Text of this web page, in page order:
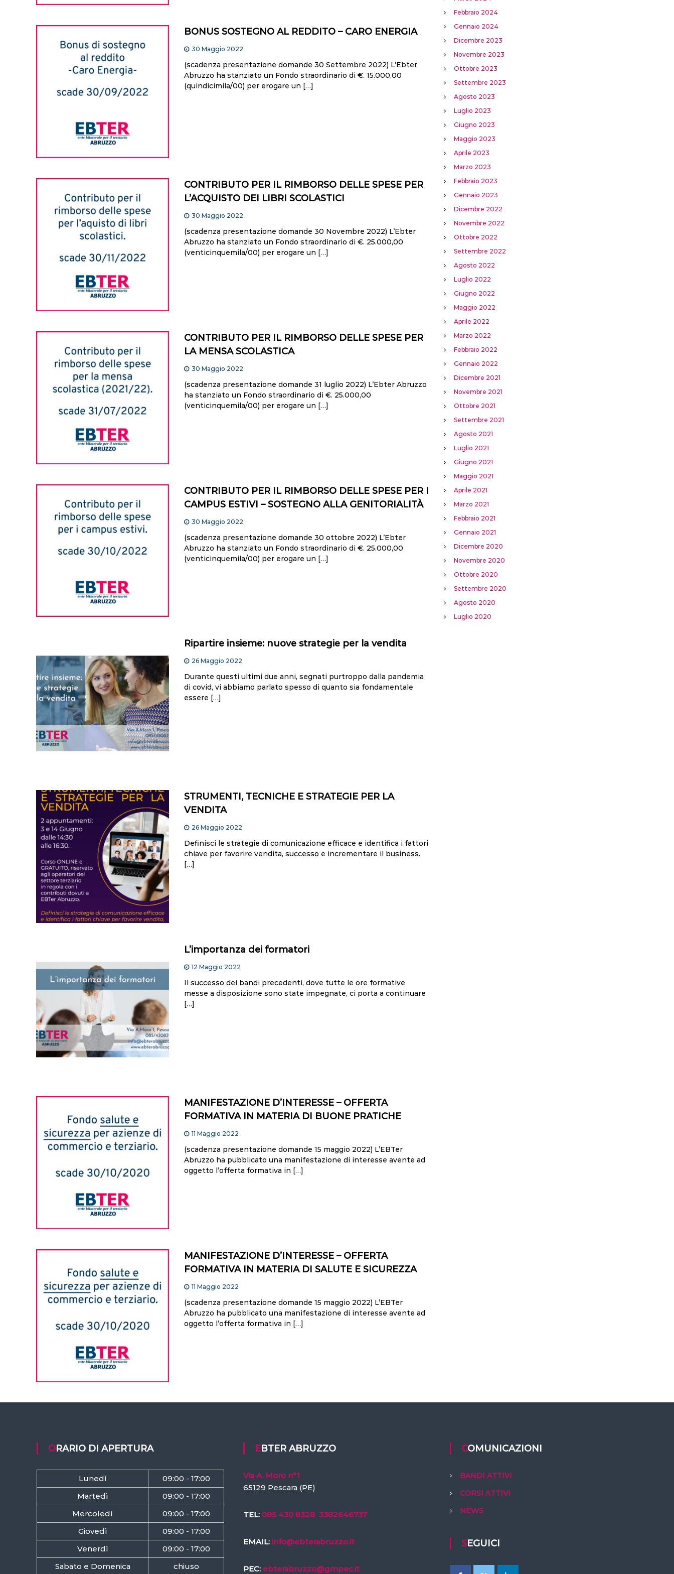
BONUS SOSTEGNO AL REDDITO – CARO ENERGIA
30 Maggio 2022
(scadenza presentazione domande 30 Settembre 2022) L’Ebter
Abruzzo ha stanziato un Fondo straordinario di €. 15.000,00
(quindicimila/00) per erogare un […]
CONTRIBUTO PER IL RIMBORSO DELLE SPESE PER
L’ACQUISTO DEI LIBRI SCOLASTICI
30 Maggio 2022
(scadenza presentazione domande 30 Novembre 2022) L’Ebter
Abruzzo ha stanziato un Fondo straordinario di €. 25.000,00
(venticinquemila/00) per erogare un […]
CONTRIBUTO PER IL RIMBORSO DELLE SPESE PER
LA MENSA SCOLASTICA
30 Maggio 2022
(scadenza presentazione domande 31 luglio 2022) L’Ebter Abruzzo
ha stanziato un Fondo straordinario di €. 25.000,00
(venticinquemila/00) per erogare un […]
CONTRIBUTO PER IL RIMBORSO DELLE SPESE PER I
CAMPUS ESTIVI – SOSTEGNO ALLA GENITORIALITÀ
30 Maggio 2022
(scadenza presentazione domande 30 ottobre 2022) L’Ebter
Abruzzo ha stanziato un Fondo straordinario di €. 25.000,00
(venticinquemila/00) per erogare un […]
Ripartire insieme: nuove strategie per la vendita
26 Maggio 2022
Durante questi ultimi due anni, segnati purtroppo dalla pandemia
di covid, vi abbiamo parlato spesso di quanto sia fondamentale
essere […]
STRUMENTI, TECNICHE E STRATEGIE PER LA
VENDITA
26 Maggio 2022
Definisci le strategie di comunicazione efficace e identifica i fattori
chiave per favorire vendita, successo e incrementare il business.
[…]
L’importanza dei formatori
12 Maggio 2022
Il successo dei bandi precedenti, dove tutte le ore formative
messe a disposizione sono state impegnate, ci porta a continuare
[…]
MANIFESTAZIONE D’INTERESSE – OFFERTA
FORMATIVA IN MATERIA DI BUONE PRATICHE
11 Maggio 2022
(scadenza presentazione domande 15 maggio 2022) L’EBTer
Abruzzo ha pubblicato una manifestazione di interesse avente ad
oggetto l’offerta formativa in […]
MANIFESTAZIONE D’INTERESSE – OFFERTA
FORMATIVA IN MATERIA DI SALUTE E SICUREZZA
11 Maggio 2022
(scadenza presentazione domande 15 maggio 2022) L’EBTer
Abruzzo ha pubblicato una manifestazione di interesse avente ad
oggetto l’offerta formativa in […]
Febbraio 2024
Gennaio 2024
Dicembre 2023
Novembre 2023
Ottobre 2023
Settembre 2023
Agosto 2023
Luglio 2023
Giugno 2023
Maggio 2023
Aprile 2023
Marzo 2023
Febbraio 2023
Gennaio 2023
Dicembre 2022
Novembre 2022
Ottobre 2022
Settembre 2022
Agosto 2022
Luglio 2022
Giugno 2022
Maggio 2022
Aprile 2022
Marzo 2022
Febbraio 2022
Gennaio 2022
Dicembre 2021
Novembre 2021
Ottobre 2021
Settembre 2021
Agosto 2021
Luglio 2021
Giugno 2021
Maggio 2021
Aprile 2021
Marzo 2021
Febbraio 2021
Gennaio 2021
Dicembre 2020
Novembre 2020
Ottobre 2020
Settembre 2020
Agosto 2020
Luglio 2020
ORARIO DI APERTURA
Lunedì
09:00 - 17:00
Martedì
09:00 - 17:00
Mercoledì
09:00 - 17:00
Giovedì
09:00 - 17:00
Venerdì
09:00 - 17:00
Sabato e Domenica
chiuso
EBTER ABRUZZO
Via A. Moro n°1
65129 Pescara (PE)
TEL: 085 430 8328 3382646737
EMAIL: info@ebterabruzzo.it
PEC: ebterabruzzo@gmpec.it
COMUNICAZIONI
BANDI ATTIVI
CORSI ATTIVI
NEWS
SEGUICI